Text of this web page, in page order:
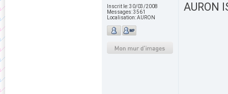
Inscrit le:30/03/2008
Messages:3561
Localisation:AURON
AURON